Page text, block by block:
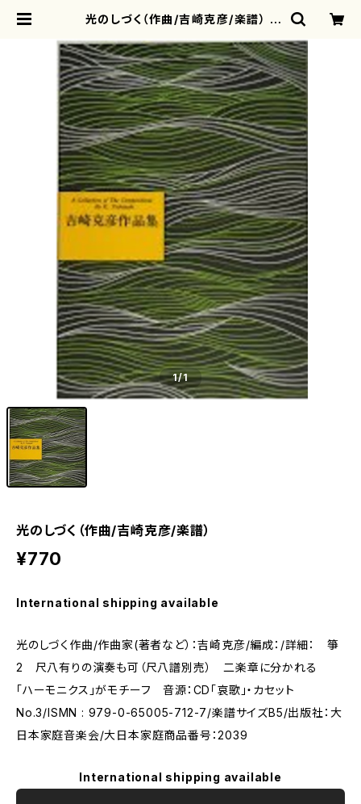
光のしづく（作曲/吉崎克彦/楽譜） |
1/1
光のしづく（作曲/吉崎克彦/楽譜）
¥770
International shipping available
光のしづく作曲/作曲家(著者など）：吉崎克彦/編成：/詳細： 箏
2 尺八有りの演奏も可（尺八譜別売） 二楽章に分かれる
「ハーモニクス」がモチーフ 音源：CD「哀歌」・カセット
No.3/ISMN : 979-0-65005-712-7/楽譜サイズB5/出版社：大
日本家庭音楽会/大日本家庭商品番号：2039
International shipping available